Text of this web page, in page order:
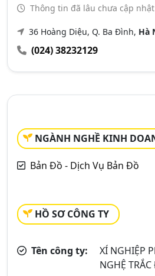
Thông tin đã lâu chưa cập nhật
36 Hoàng Diệu, Q. Ba Đình, Hà
(024) 38232129
NGÀNH NGHỀ KINH
Bản Đồ - Dịch Vụ Bản Đồ
HỒ SƠ CÔNG TY
Tên công ty:
XÍ NGHIỆP
NGHỆ